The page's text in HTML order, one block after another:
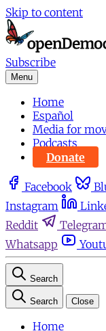
Skip to content
Subscribe
Menu
Home
Español
Media for
Podcasts
Donate
Facebook
Instagram
Reddit
Whatsapp
Search
Search Close
Home